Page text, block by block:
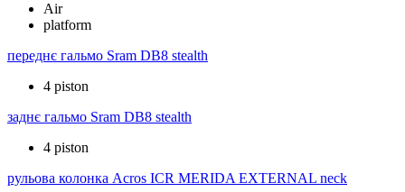
Air
platform
переднє гальмо Sram DB8 stealth
4 piston
заднє гальмо Sram DB8 stealth
4 piston
рульова колонка Acros ICR MERIDA EXTERNAL neck